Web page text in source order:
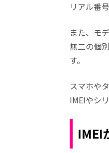
リアル番
また、モ
無二の個
す。
スマホや
IMEIやシ
IMEI